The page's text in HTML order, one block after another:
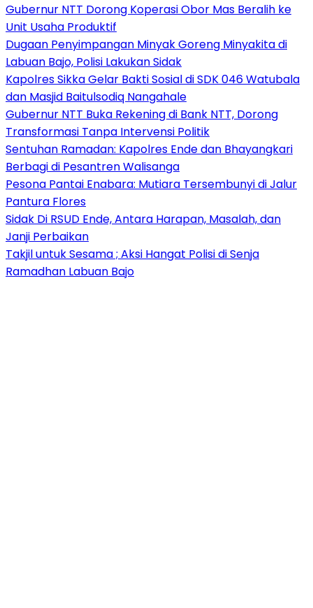
Gubernur NTT Dorong Koperasi Obor Mas Beralih ke
Unit Usaha Produktif
Dugaan Penyimpangan Minyak Goreng Minyakita di
Labuan Bajo, Polisi Lakukan Sidak
Kapolres Sikka Gelar Bakti Sosial di SDK 046 Watubala
dan Masjid Baitulsodiq Nangahale
Gubernur NTT Buka Rekening di Bank NTT, Dorong
Transformasi Tanpa Intervensi Politik
Sentuhan Ramadan: Kapolres Ende dan Bhayangkari
Berbagi di Pesantren Walisanga
Pesona Pantai Enabara: Mutiara Tersembunyi di Jalur
Pantura Flores
Sidak Di RSUD Ende, Antara Harapan, Masalah, dan
Janji Perbaikan
Takjil untuk Sesama ; Aksi Hangat Polisi di Senja
Ramadhan Labuan Bajo